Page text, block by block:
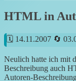
HTML in
14.11.2007
Neulich hatte ich mit
Beschreibung auch
Autoren-